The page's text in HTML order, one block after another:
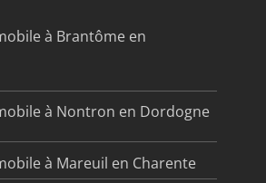
à Brantôme en
à Nontron en Dordogne
à Mareuil en Charente